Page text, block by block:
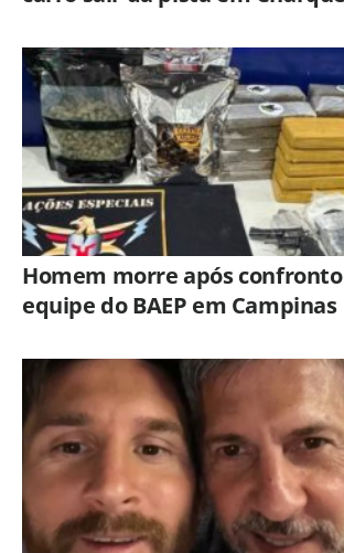
Homem morre após
equipe do BAEP em Campinas